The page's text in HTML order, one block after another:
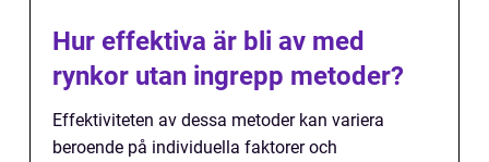
Hur effektiva är bli av med
rynkor utan ingrepp metoder?
Effektiviteten av dessa metoder kan variera
beroende på individuella faktorer och